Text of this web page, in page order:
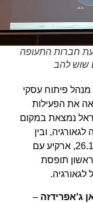
חברות התעופה
להב
פיתוח עסקי
הפעילות
נמצאת במקום
ובין
חברות התעופה הישראליות: אל על עם 26.1%, ארקיע עם
הראשון תופסת
–